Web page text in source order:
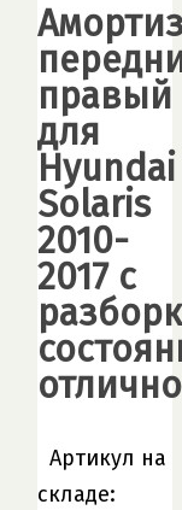
правый
для
Hyundai
Solaris
2010-
2017 с
Артикул на
складе: